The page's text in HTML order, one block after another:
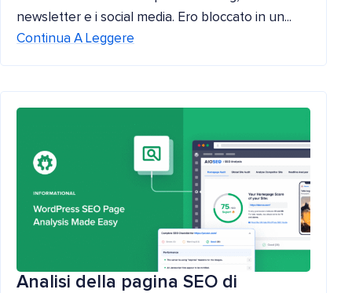
newsletter e i social media. Ero bloccato in un...
Continua A Leggere
Analisi della pagina SEO di